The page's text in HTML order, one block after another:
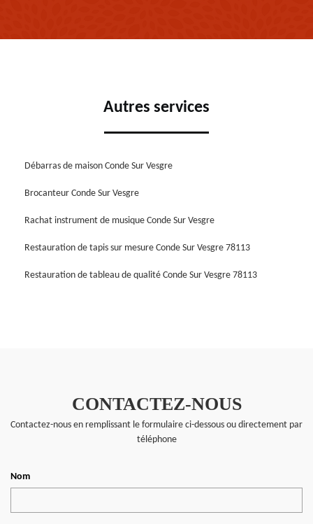
Autres services
Débarras de maison Conde Sur Vesgre
Brocanteur Conde Sur Vesgre
Rachat instrument de musique Conde Sur Vesgre
Restauration de tapis sur mesure Conde Sur Vesgre 78113
Restauration de tableau de qualité Conde Sur Vesgre 78113
CONTACTEZ-NOUS
Contactez-nous en remplissant le formulaire ci-dessous ou directement par
téléphone
Nom